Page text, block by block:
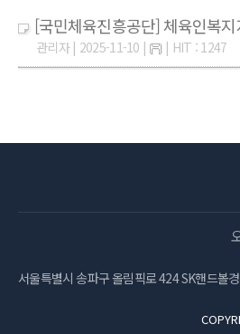
[국민체육진흥공단] 체육인복
관리자 | 2025-11-10 | | HIT : 1247
서울특별시 송파구 올림픽로 424 SK핸드볼